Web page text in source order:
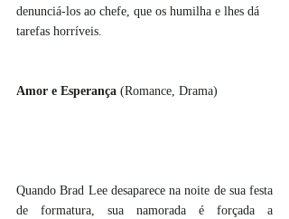
denunciá-los ao chefe, que os humilha e lhes dá
tarefas horríveis.
Amor e Esperança (Romance, Drama)
Quando Brad Lee desaparece na noite de sua festa
de formatura, sua namorada é forçada a